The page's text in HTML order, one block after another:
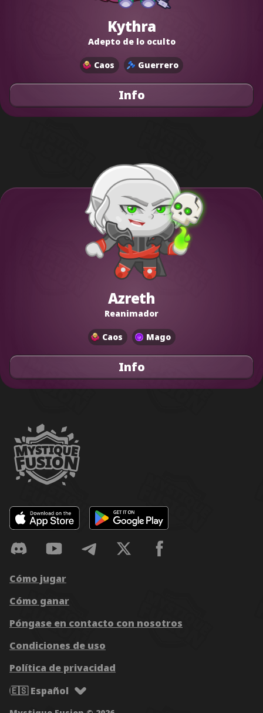
Kythra
Adepto de lo oculto
Caos Guerrero
Info
Azreth
Reanimador
Caos Mago
Info
Cómo jugar
Cómo ganar
Póngase en contacto con nosotros
Condiciones de uso
Política de privacidad
🇪🇸 Español